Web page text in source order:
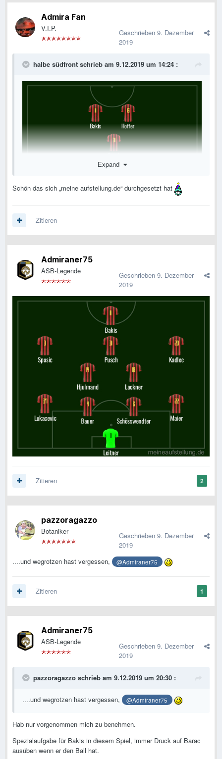
Admira Fan
V.I.P. Geschrieben 9. Dezember
2019
halbe südfront schrieb am 9.12.2019 um 14:24 :
Bitte wieder seeehr diszipliniert und kompakt, wie gegen
Salzburg und dazu etwas konzentrierte bei den Kontern.
Erwarten tu ich mir nix.
Expand
Schön das sich „meine aufstellung.de“ durchgesetzt hat
Zitieren
Admiraner75
ASB-Legende Geschrieben 9. Dezember
2019
2
Zitieren
pazzoragazzo
Botaniker Geschrieben 9. Dezember
2019
....und wegrotzen hast vergessen,
@Admiraner75
1
Zitieren
Admiraner75
ASB-Legende Geschrieben 9. Dezember
2019
pazzoragazzo schrieb am 9.12.2019 um 20:30 :
....und wegrotzen hast vergessen, @Admiraner75
Hab nur vorgenommen mich zu benehmen.
Spezialaufgabe für Bakis in diesem Spiel, immer Druck auf Barac
ausüben wenn er den Ball hat.